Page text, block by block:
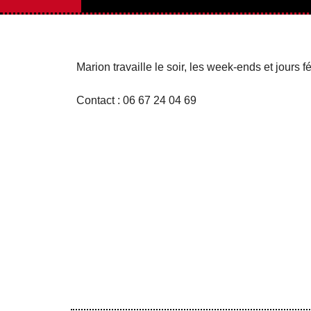
Marion travaille le soir, les week-ends et jours
Contact : 06 67 24 04 69